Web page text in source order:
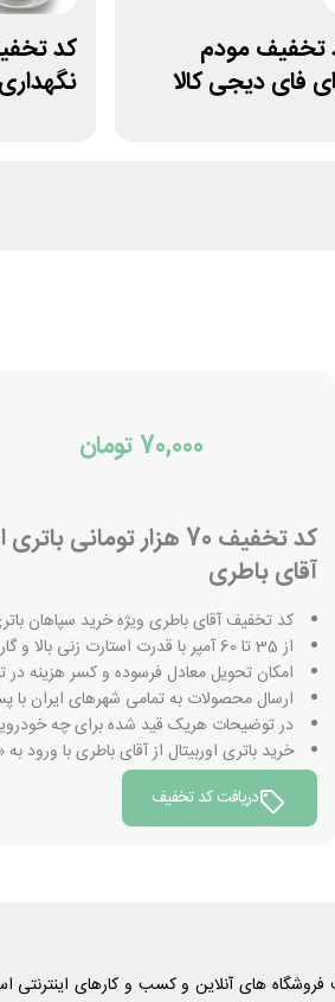
تخفیف مودم
70,000 تومان
کد تخفیف 70 هزار تومانی
آقای باطری
کد تخفیف آقای باطری ویژه خرید سپاهان
از 35 تا 60 آمپر با قدرت استارت زنی بالا و گارانتی 24 ماهه
امکان تحویل معادل فرسوده و کسر هزینه در
ارسال محصولات به تمامی شهرهای ایران
در توضیحات هریک قید شده برای چه
خرید باتری اوربیتال از آقای باطری با ورود
دریافت کد تخفیف
های آنلاین و کسب و‌ کارهای اینترنتی